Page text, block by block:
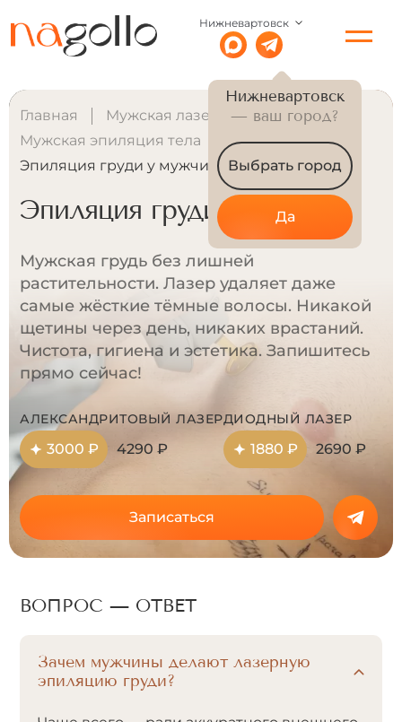
Нижневартовск
Нижневартовск
— ваш город?
Выбрать город
Да
Главная
Мужская лазерная эпиляция
Мужская эпиляция тела
Эпиляция груди у мужчин
Эпиляция груди у мужчин
Мужская грудь без лишней
растительности. Лазер удаляет даже
самые жёсткие тёмные волосы. Никакой
щетины через день, никаких врастаний.
Чистота, гигиена и эстетика. Запишитесь
прямо сейчас!
АЛЕКСАНДРИТОВЫЙ ЛАЗЕР
3000 ₽ 4290 ₽
ДИОДНЫЙ ЛАЗЕР
1880 ₽ 2690 ₽
Записаться
ВОПРОС — ОТВЕТ
Зачем мужчины делают лазерную
эпиляцию груди?